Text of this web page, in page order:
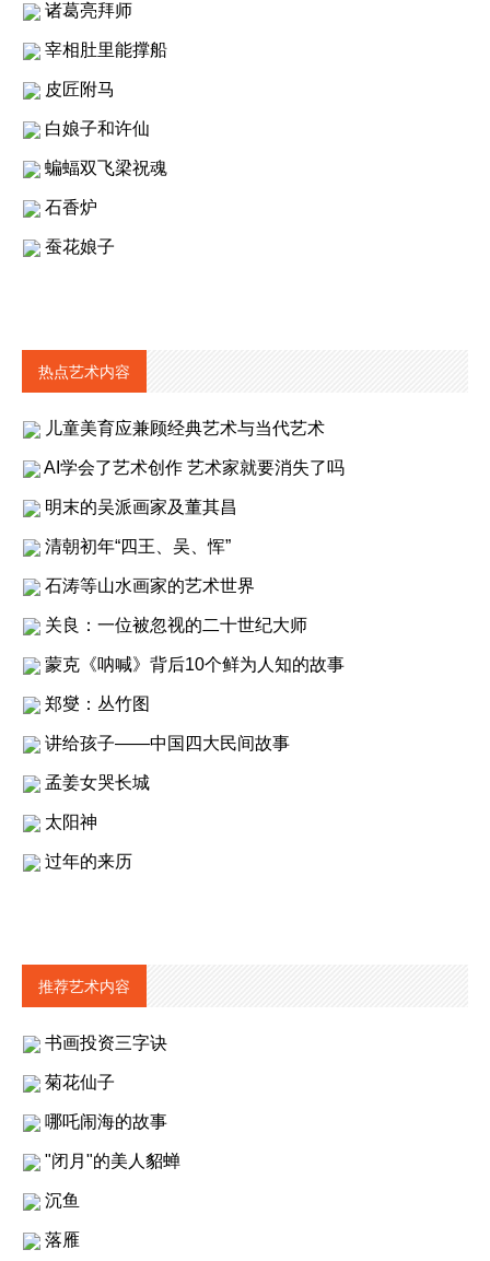
诸葛亮拜师
宰相肚里能撑船
皮匠附马
白娘子和许仙
蝙蝠双飞梁祝魂
石香炉
蚕花娘子
热点艺术内容
儿童美育应兼顾经典艺术与当代艺术
AI学会了艺术创作 艺术家就要消失了吗
明末的吴派画家及董其昌
清朝初年“四王、吴、恽”
石涛等山水画家的艺术世界
关良：一位被忽视的二十世纪大师
蒙克《呐喊》背后10个鲜为人知的故事
郑燮：丛竹图
讲给孩子——中国四大民间故事
孟姜女哭长城
太阳神
过年的来历
推荐艺术内容
书画投资三字诀
菊花仙子
哪吒闹海的故事
"闭月"的美人貂蝉
沉鱼
落雁